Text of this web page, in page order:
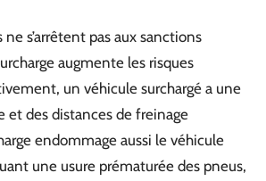
s’arrêtent pas aux sanctions
augmente les risques
un véhicule surchargé a une
et des distances de freinage
endommage aussi le véhicule
une usure prématurée des pneus,